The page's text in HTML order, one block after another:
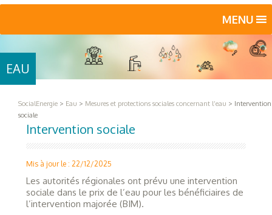
MENU
SocialEnergie > Eau > Mesures et protections sociales concernant l’eau > Intervention
sociale
EAU
Intervention sociale
Mis à jour le : 22/12/2025
Les autorités régionales ont prévu une intervention
sociale dans le prix de l’eau pour les bénéficiaires de
l’intervention majorée (BIM).